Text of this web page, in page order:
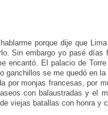
porque dije que
Sin embargo yo pasé
encantó. El palacio de
ganchillos se me quedó en
por monjas francesas, por
con balaustradas y el
viejas batallas con honra y